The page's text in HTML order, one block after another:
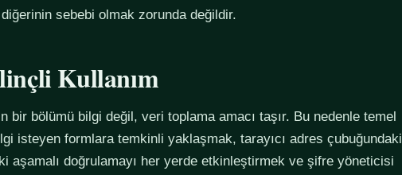
sebebi olmak zorunda değildir.
Kullanım
bir bölümü bilgi değil, veri toplama amacı taşır. Bu nedenle temel
isteyen formlara temkinli yaklaşmak, tarayıcı adres çubuğundaki
aşamalı doğrulamayı her yerde etkinleştirmek ve şifre yöneticisi